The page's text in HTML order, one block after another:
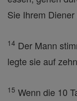
Sie Ihrem
14 Der Mann
legte sie auf
15 Wenn die 10